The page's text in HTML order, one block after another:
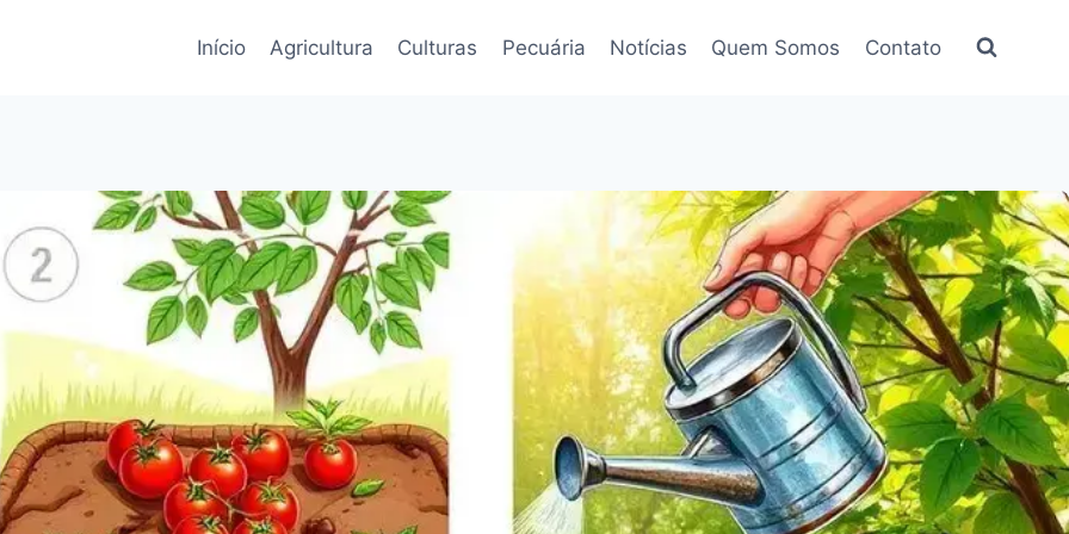
Início Agricultura Culturas Pecuária Notícias Quem Somos Contato